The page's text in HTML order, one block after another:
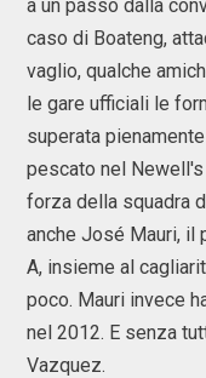
a un passo dalla
caso di Boateng,
vaglio, qualche
le gare ufficiali le
superata
pescato nel
forza della squadra
anche José Mauri, il
A, insieme al
poco. Mauri invece
nel 2012. E senza
Vazquez.